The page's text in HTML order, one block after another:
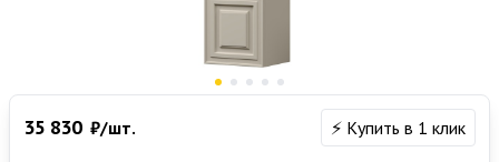
35 830 ₽/шт. ⚡ Купить в 1 клик